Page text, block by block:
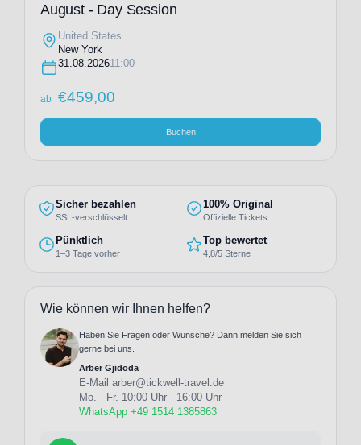
August - Day Session
United States
New York
31.08.202611:00
ab €459,00
Buchen
Sicher bezahlen
SSL-verschlüsselt
100% Original
Offizielle Tickets
Pünktlich
1–3 Tage vorher
Top bewertet
4,8/5 Sterne
Wie können wir Ihnen helfen?
Haben Sie Fragen oder Wünsche? Dann melden Sie sich
gerne bei uns.
Arber Gjidoda
E-Mail arber@tickwell-travel.de
Mo. - Fr. 10:00 Uhr - 16:00 Uhr
WhatsApp +49 1514 1385863